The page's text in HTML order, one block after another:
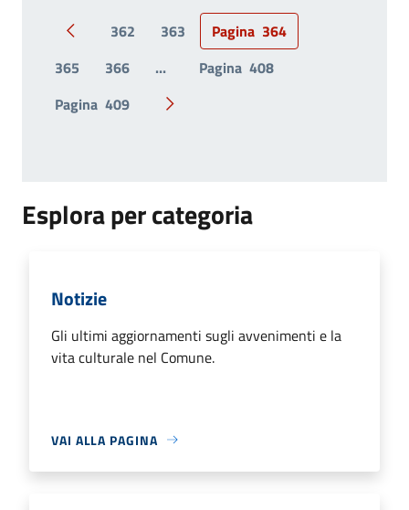
Pagina precedente
362 363 Pagina 364
365
366 ... Pagina 408
Pagina 409 Pagina successiva
Esplora per categoria
Notizie
Gli ultimi aggiornamenti sugli avvenimenti e la
vita culturale nel Comune.
VAI ALLA PAGINA